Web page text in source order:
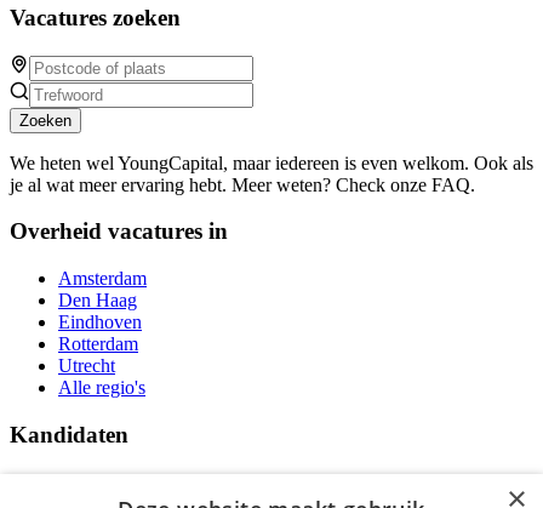
Vacatures zoeken
Zoeken
We heten wel YoungCapital, maar iedereen is even welkom. Ook als
je al wat meer ervaring hebt. Meer weten? Check onze FAQ.
Overheid vacatures in
Amsterdam
Den Haag
Eindhoven
Rotterdam
Utrecht
Alle regio's
Kandidaten
Traineeships
Vacatures
×